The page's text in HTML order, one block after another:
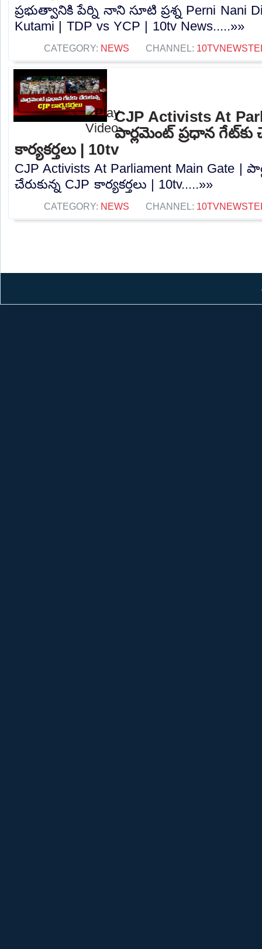
ప్రభుత్వానికి పేర్ని నాని సూటి ప్రశ్న Perni Nani
Kutami | TDP vs YCP | 10tv News.....»»
CATEGORY: NEWS CHANNEL:
CJP Activists At
పార్లమెంట్ ప్రధాన గేట్‌కు
కార్యకర్తలు | 10tv
CJP Activists At Parliament Main Gate |
చేరుకున్న CJP కార్యకర్తలు | 10tv.....»»
CATEGORY: NEWS CHANNEL: